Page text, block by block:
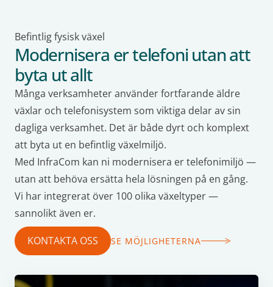
Befintlig fysisk växel
Modernisera er telefoni utan att
byta ut allt
Många verksamheter använder fortfarande äldre
växlar och telefonisystem som viktiga delar av sin
dagliga verksamhet. Det är både dyrt och komplext
att byta ut en befintlig växelmiljö.
Med InfraCom kan ni modernisera er telefonimiljö —
utan att behöva ersätta hela lösningen på en gång.
Vi har integrerat över 100 olika växeltyper —
sannolikt även er.
KONTAKTA OSS SE MÖJLIGHETERNA